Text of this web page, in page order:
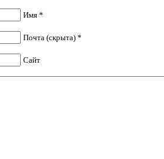
Имя *
Почта (скрыта) *
Сайт